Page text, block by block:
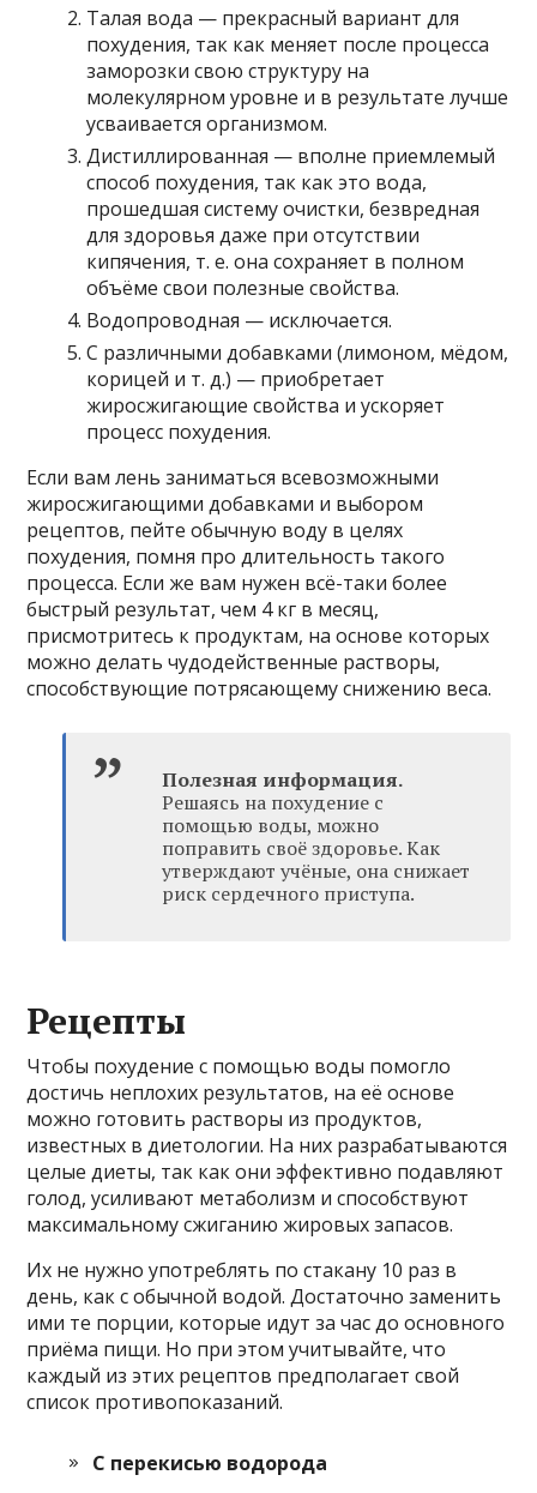
Талая вода — прекрасный вариант для
похудения, так как меняет после процесса
заморозки свою структуру на
молекулярном уровне и в результате лучше
усваивается организмом.
Дистиллированная — вполне приемлемый
способ похудения, так как это вода,
прошедшая систему очистки, безвредная
для здоровья даже при отсутствии
кипячения, т. е. она сохраняет в полном
объёме свои полезные свойства.
Водопроводная — исключается.
С различными добавками (лимоном, мёдом,
корицей и т. д.) — приобретает
жиросжигающие свойства и ускоряет
процесс похудения.
Если вам лень заниматься всевозможными
жиросжигающими добавками и выбором
рецептов, пейте обычную воду в целях
похудения, помня про длительность такого
процесса. Если же вам нужен всё-таки более
быстрый результат, чем 4 кг в месяц,
присмотритесь к продуктам, на основе которых
можно делать чудодейственные растворы,
способствующие потрясающему снижению веса.
Полезная информация.
Решаясь на похудение с
помощью воды, можно
поправить своё здоровье. Как
утверждают учёные, она снижает
риск сердечного приступа.
Рецепты
Чтобы похудение с помощью воды помогло
достичь неплохих результатов, на её основе
можно готовить растворы из продуктов,
известных в диетологии. На них разрабатываются
целые диеты, так как они эффективно подавляют
голод, усиливают метаболизм и способствуют
максимальному сжиганию жировых запасов.
Их не нужно употреблять по стакану 10 раз в
день, как с обычной водой. Достаточно заменить
ими те порции, которые идут за час до основного
приёма пищи. Но при этом учитывайте, что
каждый из этих рецептов предполагает свой
список противопоказаний.
С перекисью водорода